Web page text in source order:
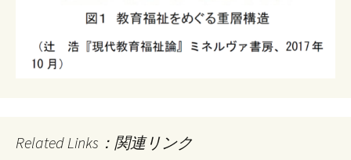
Related Links：関連リンク